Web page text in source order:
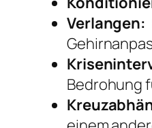
Verlangen:
Bedrohung